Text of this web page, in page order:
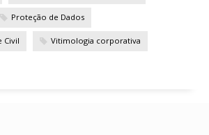
Proteção de Dados
Civil Vitimologia corporativa